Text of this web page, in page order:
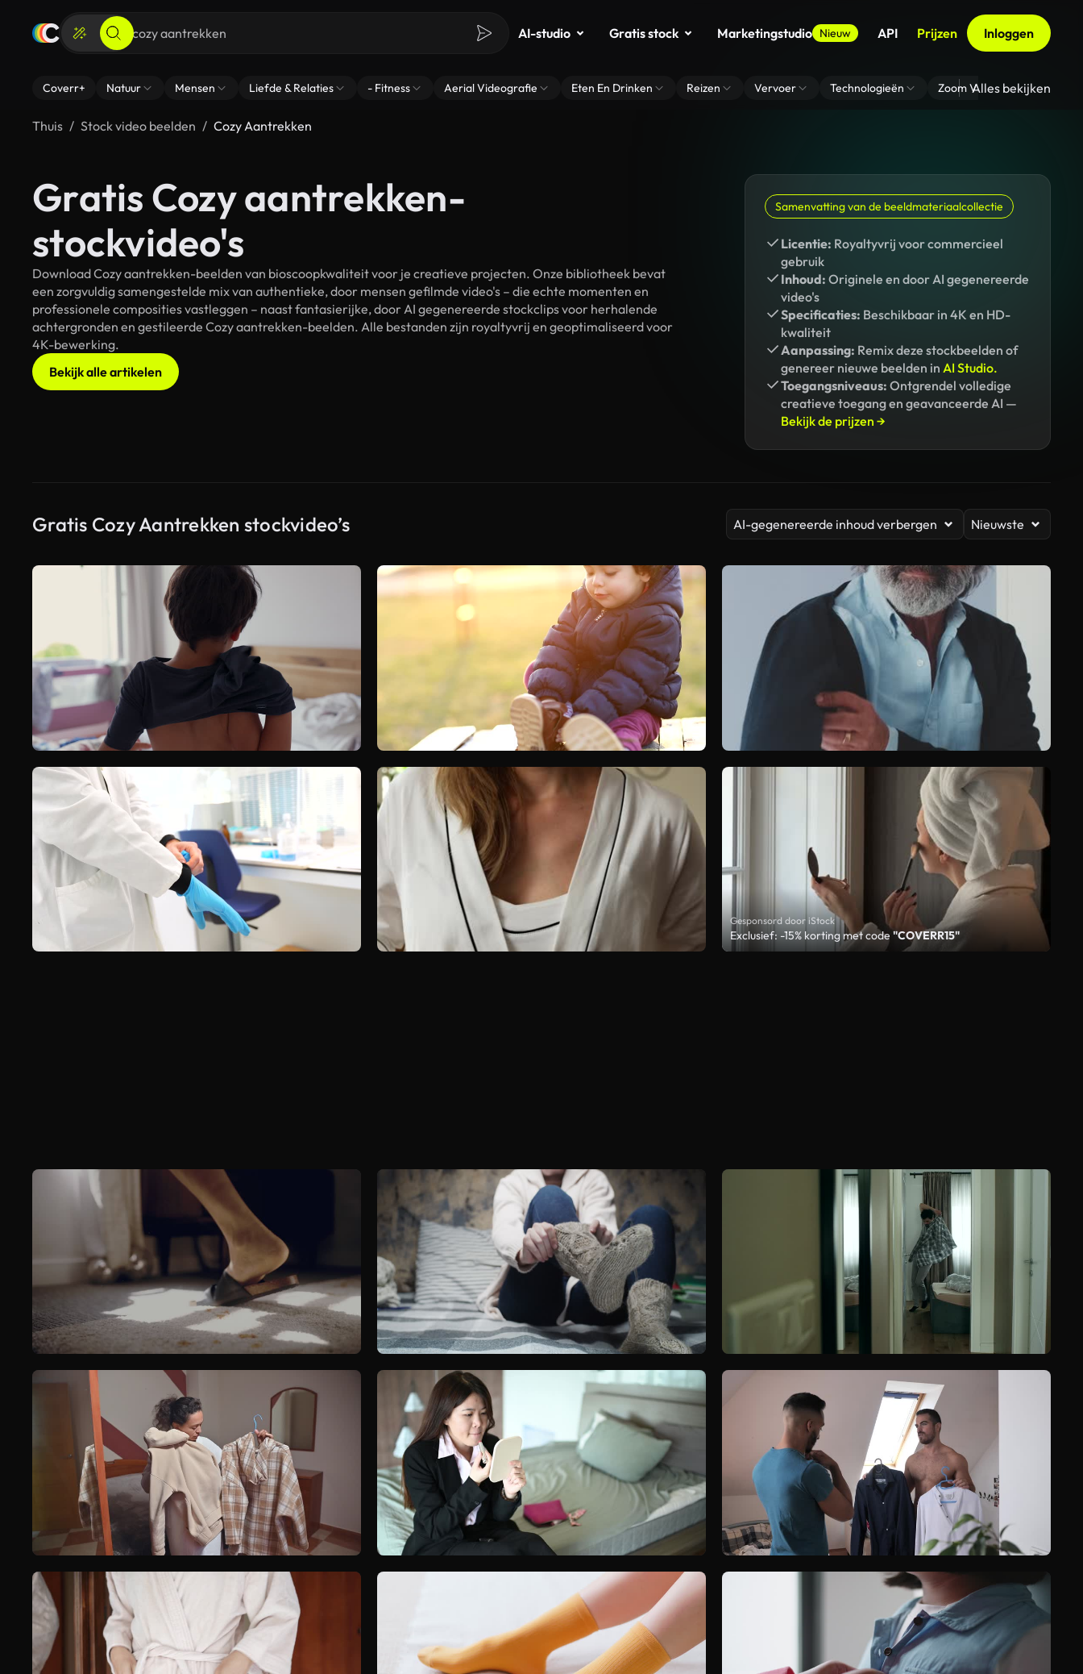
AI-studio Gratis stock Marketingstudio Nieuw API Prijzen Inloggen
Coverr+ Natuur Mensen Liefde & Relaties - Fitness Aerial Videografie Eten En Drinken Reizen Vervoer Technologieën Zoom Virtuele
Alles bekijken
Thuis Stock video beelden Cozy Aantrekken
Gratis Cozy aantrekken-
stockvideo's
Download Cozy aantrekken-beelden van bioscoopkwaliteit voor je creatieve projecten. Onze bibliotheek bevat
een zorgvuldig samengestelde mix van authentieke, door mensen gefilmde video's – die echte momenten en
professionele composities vastleggen – naast fantasierijke, door AI gegenereerde stockclips voor herhalende
achtergronden en gestileerde Cozy aantrekken-beelden. Alle bestanden zijn royaltyvrij en geoptimaliseerd voor
4K-bewerking.
Bekijk alle artikelen
Samenvatting van de beeldmateriaalcollectie
Licentie: Royaltyvrij voor commercieel
gebruik
Inhoud: Originele en door AI gegenereerde
video's
Specificaties: Beschikbaar in 4K en HD-
kwaliteit
Aanpassing: Remix deze stockbeelden of
genereer nieuwe beelden in AI Studio.
Toegangsniveaus: Ontgrendel volledige
creatieve toegang en geavanceerde AI —
Bekijk de prijzen →
Gratis Cozy Aantrekken stockvideo’s AI-gegenereerde inhoud verbergen Nieuwste
Gesponsord door iStock
Exclusief: -15% korting met code "COVERR15"